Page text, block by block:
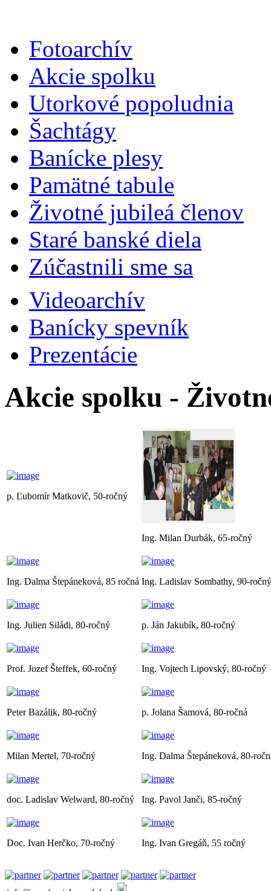
Fotoarchív
Akcie spolku
Utorkové popoludnia
Šachtágy
Banícke plesy
Pamätné tabule
Životné jubileá členov
Staré banské diela
Zúčastnili sme sa
Videoarchív
Banícky spevník
Prezentácie
Akcie spolku -
p. Ľubomír Matkovič, 50-ročný
Ing. Milan Durbák, 65-ročný
Ing. Dalma Štepáneková, 85 ročná Ing. Ladislav Sombathy, 90-ročný
Ing. Julien Siládi, 80-ročný p. Ján Jakubík, 80-ročný
Prof. Jozef Šteffek, 60-ročný Ing. Vojtech Lipovský, 80-ročný
Peter Bazálik, 80-ročný p. Jolana Šamová, 80-ročná
Milan Mertel, 70-ročný Ing. Dalma Štepáneková, 80-
doc. Ladislav Welward, 80-ročný Ing. Pavol Janči, 85-ročný
Doc. Ivan Herčko, 70-ročný Ing. Ivan Gregáň, 55 ročný